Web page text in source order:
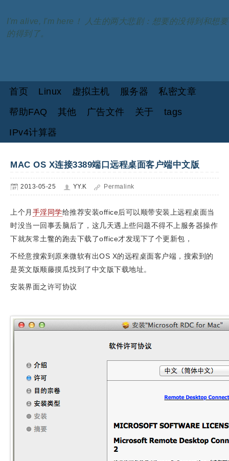
I'm alive, I'm here！ 人生的两大悲剧：想要的没得到和想要
的得到了。
首页 Linux 虚拟主机 服务器
私密文章
帮助FAQ
其他 广告文件 关于
tags
IPv4计算器
MAC OS X连接3389端口远程桌面客户端中文版
2013-05-25 YY.K Permalink
上个月 手淫同学给推荐安装office后可以顺带安装上远程桌面当
时没当一回事丢脑后了，这几天遇上些问题不得不上服务器操作
下就灰常土鳖的跑去下载了office才发现下了个更新包，
不经意搜索到原来微软有出OS X的远程桌面客户端，搜索到的
是英文版顺藤摸瓜找到了中文版下载地址。
安装界面之许可协议